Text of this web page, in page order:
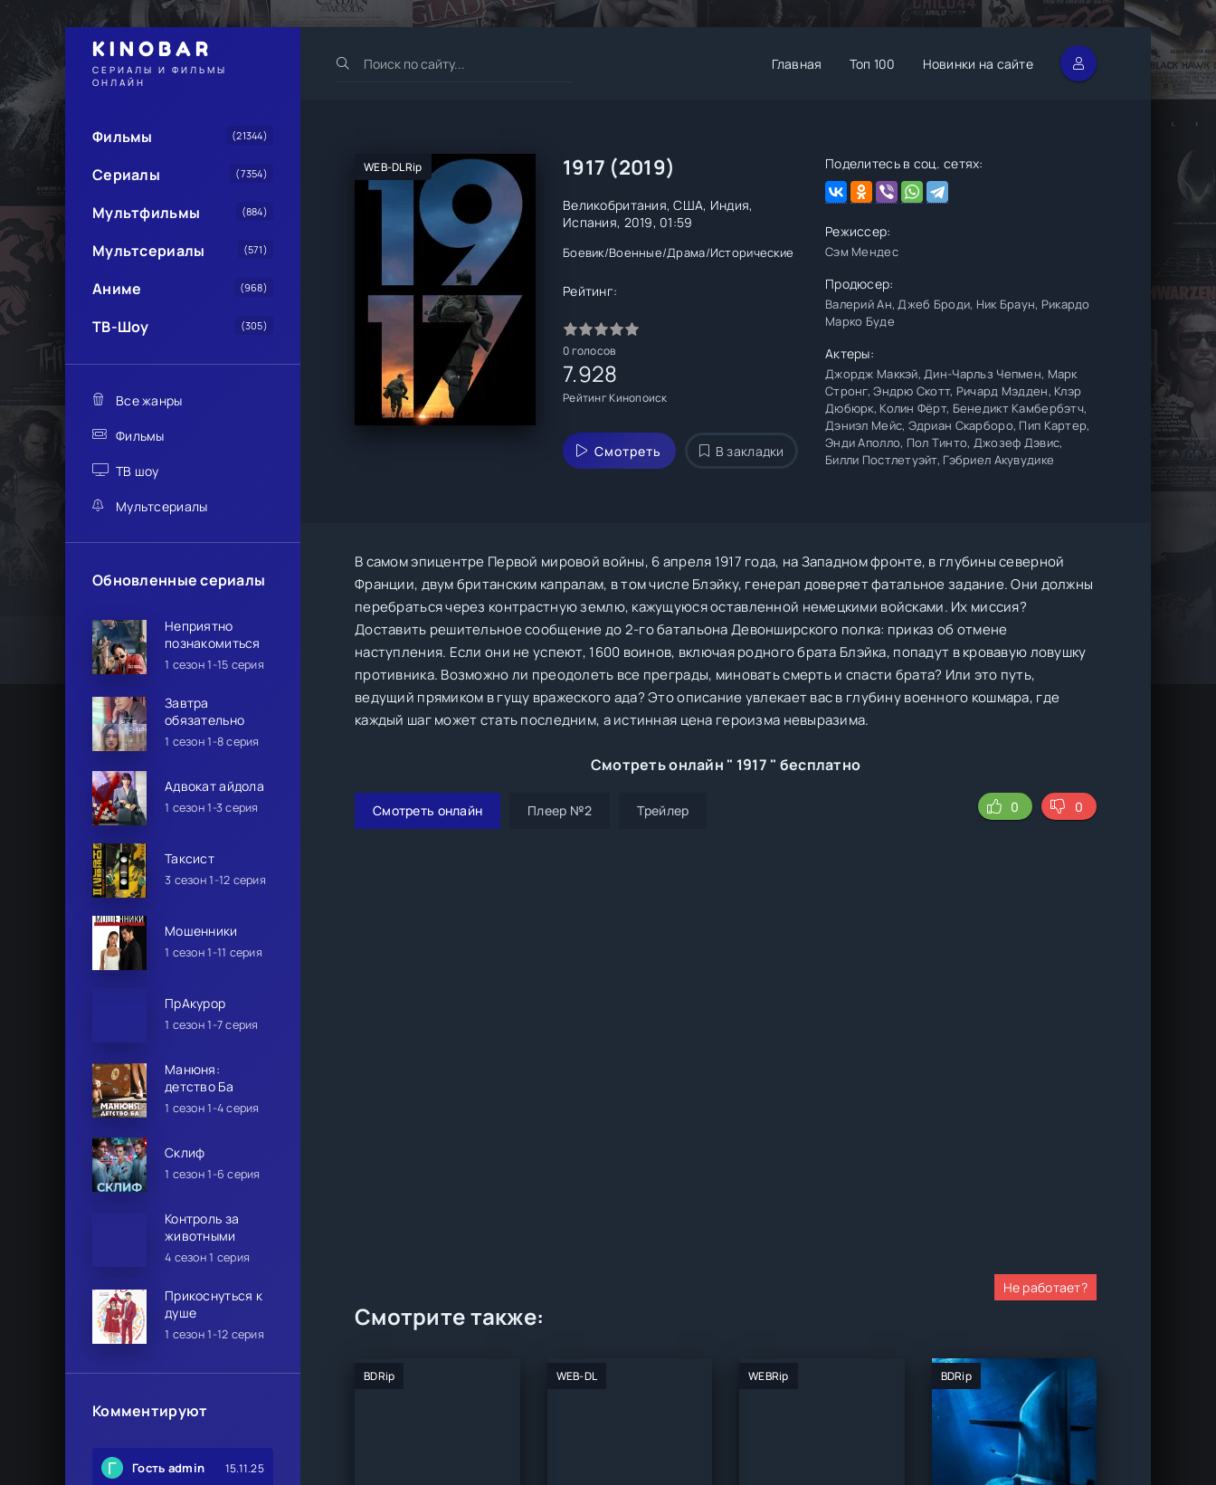
KINOBAR
СЕРИАЛЫ И ФИЛЬМЫ
ОНЛАЙН
Главная Топ 100 Новинки на сайте
Фильмы (21344)
Сериалы (7354)
Мультфильмы (884)
Мультсериалы (571)
Аниме (968)
ТВ-Шоу (305)
Все жанры
Фильмы
ТВ шоу
Мультсериалы
Обновленные сериалы
Неприятно
познакомиться
1 сезон 1-15 серия
Завтра
обязательно
1 сезон 1-8 серия
Адвокат айдола
1 сезон 1-3 серия
Таксист
3 сезон 1-12 серия
Мошенники
1 сезон 1-11 серия
ПрАкурор
1 сезон 1-7 серия
Манюня:
детство Ба
1 сезон 1-4 серия
Склиф
1 сезон 1-6 серия
Контроль за
животными
4 сезон 1 серия
Прикоснуться к
душе
1 сезон 1-12 серия
Комментируют
Г Гость admin 15.11.25
WEB-DLRip 1917 (2019)
Великобритания, США, Индия,
Испания, 2019, 01:59
Боевик/Военные/Драма/Исторические
Рейтинг:
0голосов
7.928
Рейтинг Кинопоиск
Смотреть В закладки
Поделитесь в соц. сетях:
Режиссер:
Сэм Мендес
Продюсер:
Валерий Ан, Джеб Броди, Ник Браун, Рикардо
Марко Буде
Актеры:
Джордж Маккэй, Дин-Чарльз Чепмен, Марк
Стронг, Эндрю Скотт, Ричард Мэдден, Клэр
Дюбюрк, Колин Фёрт, Бенедикт Камбербэтч,
Дэниэл Мейс, Эдриан Скарборо, Пип Картер,
Энди Аполло, Пол Тинто, Джозеф Дэвис,
Билли Постлетуэйт, Гэбриел Акувудике
В самом эпицентре Первой мировой войны, 6 апреля 1917 года, на Западном фронте, в глубины северной
Франции, двум британским капралам, в том числе Блэйку, генерал доверяет фатальное задание. Они должны
перебраться через контрастную землю, кажущуюся оставленной немецкими войсками. Их миссия?
Доставить решительное сообщение до 2-го батальона Девонширского полка: приказ об отмене
наступления. Если они не успеют, 1600 воинов, включая родного брата Блэйка, попадут в кровавую ловушку
противника. Возможно ли преодолеть все преграды, миновать смерть и спасти брата? Или это путь,
ведущий прямиком в гущу вражеского ада? Это описание увлекает вас в глубину военного кошмара, где
каждый шаг может стать последним, а истинная цена героизма невыразима.
Смотреть онлайн " 1917 " бесплатно
Смотреть онлайн Плеер №2 Трейлер
Не работает?
0 0
Смотрите также:
BDRip WEB-DL WEBRip BDRip